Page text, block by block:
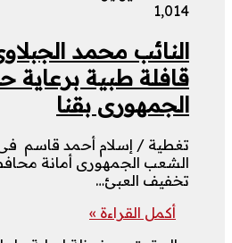
1٬014
النائب محمد
قافلة طبية
الجمهورى بقنا
تغطية / إسلام أحمد قاسم
الشعب الجمهورى أمانة
تخفيف العبئ…
أكمل القراءة »